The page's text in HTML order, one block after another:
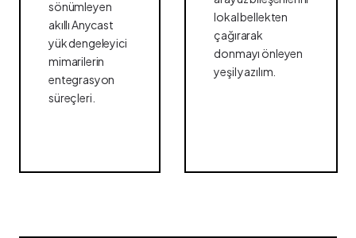
sönümleyen
akıllı Anycast
yük dengeleyici
mimarilerin
entegrasyon
süreçleri.
lokal bellekten
çağırarak
donmayı önleyen
yeşil yazılım.